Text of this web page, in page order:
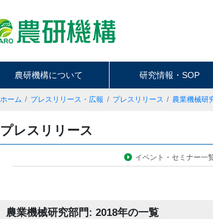
農研機構について 研究情報・SOP
ホーム プレスリリース・広報 プレスリリース 農業機械研
プレスリリース
イベント・セミナー一
農業機械研究部門: 2018年の一覧